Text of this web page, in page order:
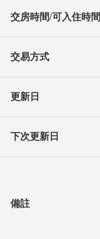
交房時間/可入住時間
交易方式
更新日
下次更新日
備註